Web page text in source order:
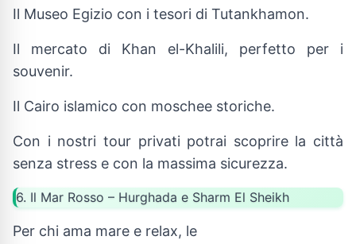
Il Museo Egizio con i tesori di Tutankhamon.
Il mercato di Khan el-Khalili, perfetto per i
souvenir.
Il Cairo islamico con moschee storiche.
Con i nostri tour privati potrai scoprire la città
senza stress e con la massima sicurezza.
6. Il Mar Rosso – Hurghada e Sharm El Sheikh
Per chi ama mare e relax, le